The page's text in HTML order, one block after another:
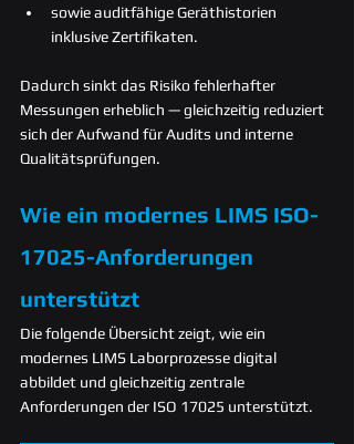
sowie auditfähige Geräthistorien
inklusive Zertifikaten.
Dadurch sinkt das Risiko fehlerhafter
Messungen erheblich — gleichzeitig reduziert
sich der Aufwand für Audits und interne
Qualitätsprüfungen.
Wie ein modernes LIMS ISO-
17025-Anforderungen
unterstützt
Die folgende Übersicht zeigt, wie ein
modernes LIMS Laborprozesse digital
abbildet und gleichzeitig zentrale
Anforderungen der ISO 17025 unterstützt.